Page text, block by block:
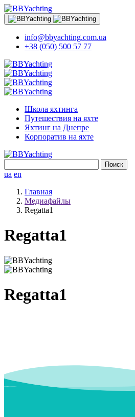
info@bbyachting.com.ua
+38 (050) 500 57 77
Школа яхтинга
Путешествия на яхте
Яхтинг на Днепре
Корпоратив на яхте
ua en
Главная
Медиафайлы
Regatta1
Regatta1
Regatta1